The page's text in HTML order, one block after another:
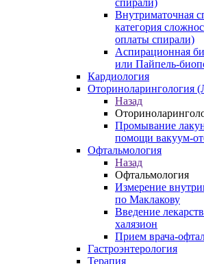
спирали)
Внутриматочная
категория
оплаты спирали)
Аспирационная
или Пайпель-
Кардиология
Оториноларингология
Назад
Промывание
помощи вакуум-
Офтальмология
Назад
Офтальмология
Измерение
по Маклакову
Введение
халязион
Прием врача-
Гастроэнтерология
Терапия